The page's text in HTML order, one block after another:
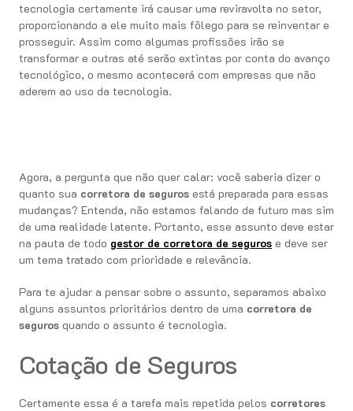
tecnologia certamente irá causar uma reviravolta no setor,
proporcionando a ele muito mais fôlego para se reinventar e
prosseguir. Assim como algumas profissões irão se
transformar e outras até serão extintas por conta do avanço
tecnológico, o mesmo acontecerá com empresas que não
aderem ao uso da tecnologia.
Agora, a pergunta que não quer calar: você saberia dizer o
quanto sua corretora de seguros está preparada para essas
mudanças? Entenda, não estamos falando de futuro mas sim
de uma realidade latente. Portanto, esse assunto deve estar
na pauta de todo gestor de corretora de seguros e deve ser
um tema tratado com prioridade e relevância.
Para te ajudar a pensar sobre o assunto, separamos abaixo
alguns assuntos prioritários dentro de uma corretora de
seguros quando o assunto é tecnologia.
Cotação de Seguros
Certamente essa é a tarefa mais repetida pelos corretores